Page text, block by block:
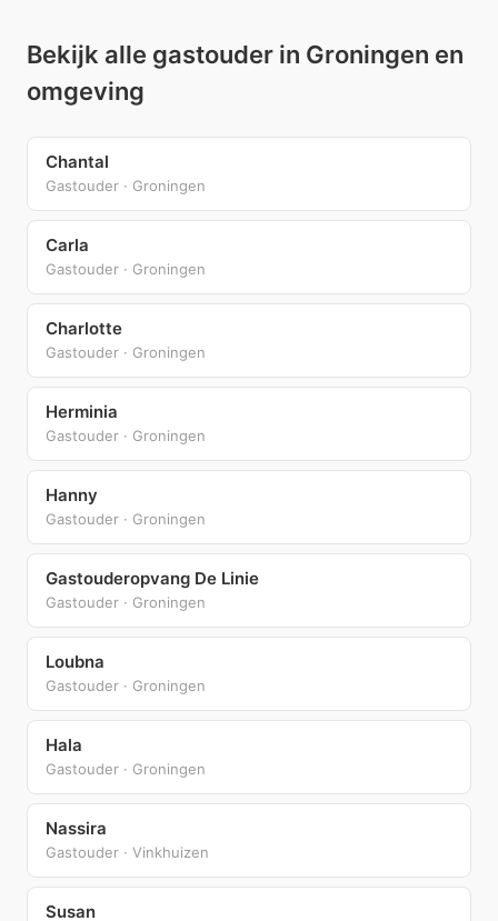
Bekijk alle gastouder in Groningen en
omgeving
Chantal
Gastouder · Groningen
Carla
Gastouder · Groningen
Charlotte
Gastouder · Groningen
Herminia
Gastouder · Groningen
Hanny
Gastouder · Groningen
Gastouderopvang De Linie
Gastouder · Groningen
Loubna
Gastouder · Groningen
Hala
Gastouder · Groningen
Nassira
Gastouder · Vinkhuizen
Susan